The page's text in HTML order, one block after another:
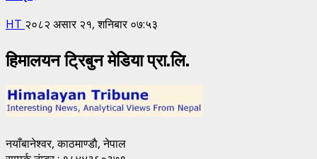
HT २०८२ असार २१, शनिबार ०७:५३
हिमालयन ट्रिबुन मेडिया प्रा.लि.
नयाँबानेश्वर, काठमाण्डाै, नेपाल